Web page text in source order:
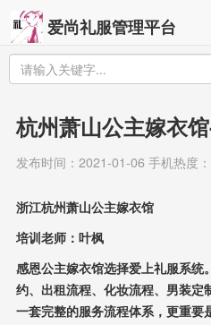
爱尚礼服管理平台
杭州萧山公主嫁衣
发布时间：2021-01-06 手机热度
浙江杭州萧山公主嫁衣馆
培训老师：叶枫
感恩公主嫁衣馆选择爱上礼服系统
约、出租流程、化妆流程、男装定
一套完整的服务流程体系，更重要